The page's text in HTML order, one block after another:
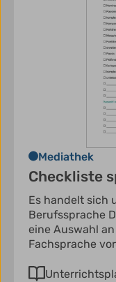
Mediathek
Checkliste
Es handelt sich
Berufssprache
eine Auswahl
Fachsprache